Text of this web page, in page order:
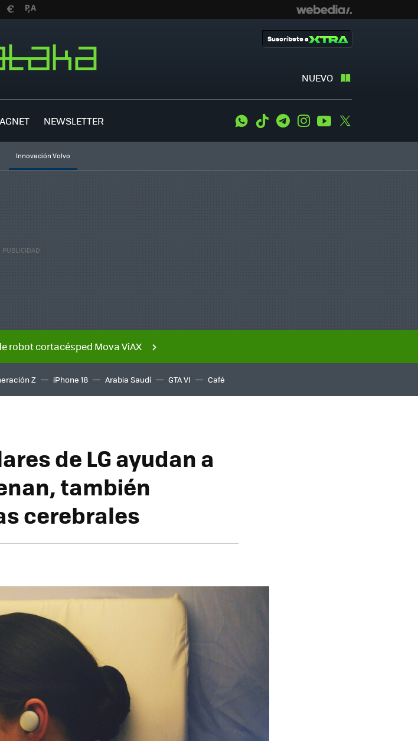
NUEVO
Suscríbete a
NEWSLETTER WhatsApp
Tiktok TelegramInstagramYoutube
Innovación Volvo
robot cortacésped Mova ViAX
Z iPhone 18 Arabia Saudí GTA VI Café
de LG ayudan a
también
cerebrales